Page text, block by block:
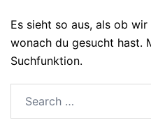
Es sieht so aus, als ob
wonach du gesucht hast.
Suchfunktion.